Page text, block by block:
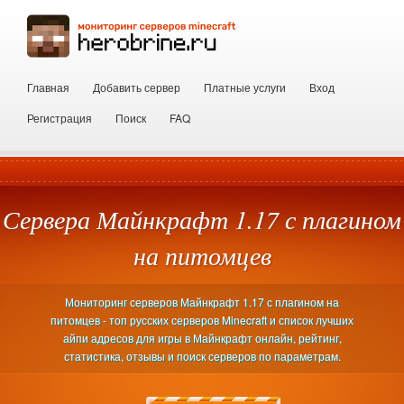
Главная Добавить сервер Платные услуги
Вход
Регистрация
Поиск FAQ
Сервера Майнкрафт 1.17 с плагином
на питомцев
Мониторинг серверов Майнкрафт 1.17 с плагином на
питомцев - топ русских серверов Minecraft и список лучших
айпи адресов для игры в Майнкрафт онлайн, рейтинг,
статистика, отзывы и поиск серверов по параметрам.